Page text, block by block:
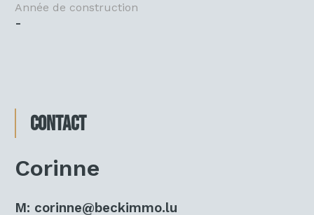
Année de construction
-
Contact
Corinne
M: corinne@beckimmo.lu